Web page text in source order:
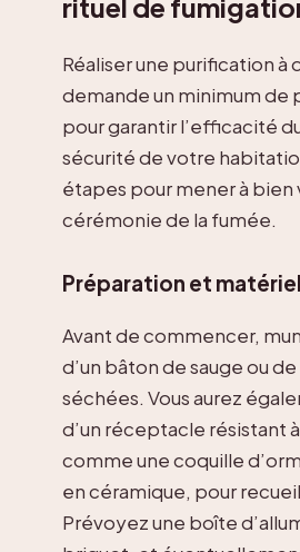
Réaliser une purification à
demande un minimum de
pour garantir l’efficacité
sécurité de votre
étapes pour mener à bien
cérémonie de la fumée.
Préparation et
Avant de commencer,
d’un bâton de sauge ou
séchées. Vous aurez
d’un réceptacle résistant
comme une coquille
en céramique, pour
Prévoyez une boîte